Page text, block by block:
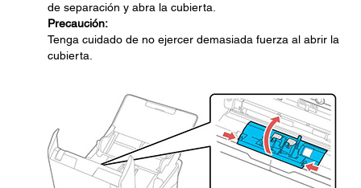
de separación y abra la cubierta.
Precaución:
Tenga cuidado de no ejercer demasiada fuerza al abrir la
cubierta.